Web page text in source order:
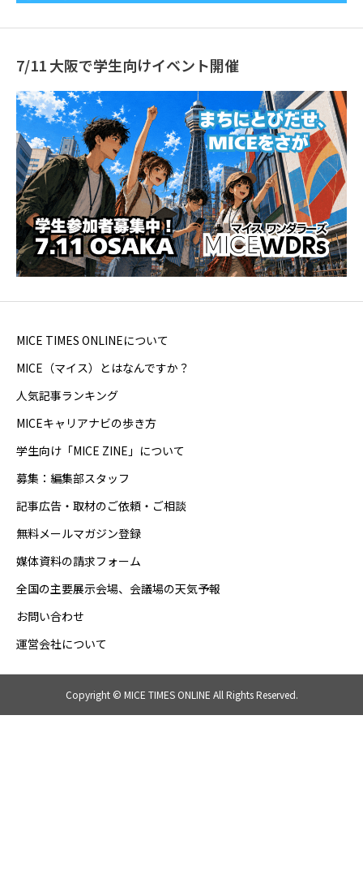
7/11 大阪で学生向けイベント開催
MICE TIMES ONLINEについて
MICE（マイス）とはなんですか？
人気記事ランキング
MICEキャリアナビの歩き方
学生向け「MICE ZINE」について
募集：編集部スタッフ
記事広告・取材のご依頼・ご相談
無料メールマガジン登録
媒体資料の請求フォーム
全国の主要展示会場、会議場の天気予報
お問い合わせ
運営会社について
Copyright © MICE TIMES ONLINE All Rights Reserved.